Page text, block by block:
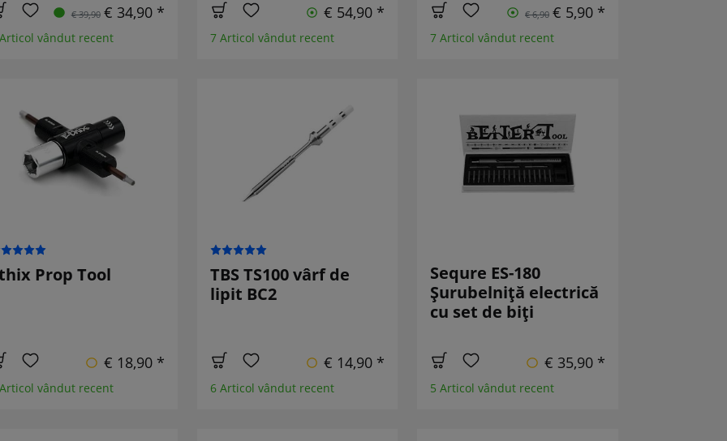
€ 39,90 € 34,90 *
vândut recent
€ 54,90 *
7 Articol vândut recent
€ 6,90 € 5,90 *
7 Articol vândut recent
Prop Tool
€ 18,90 *
vândut recent
TBS TS100 vârf de
lipit BC2
€ 14,90 *
6 Articol vândut recent
Sequre ES-180
Șurubelniță electrică
cu set de biți
€ 35,90 *
5 Articol vândut recent